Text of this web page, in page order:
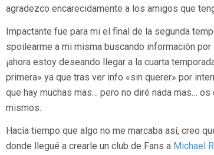
agradezco encarecidamente a los amigos que
Impactante fue para mi el final de la segunda
spoilearme a mi misma buscando información
¡ahora estoy deseando llegar a la cuarta
primera» ya que tras ver info «sin querer» por
que hay muchas mas… pero no diré nada mas…
mismos.
Hacía tiempo que algo no me marcaba así, creo
donde llegué a crearle un club de Fans a Michael